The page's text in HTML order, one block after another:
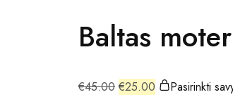
Baltas
€45.00 €25.00 Pasirinkti